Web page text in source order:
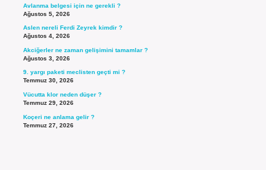
Avlanma belgesi için ne gerekli ?
Ağustos 5, 2026
Aslen nereli Ferdi Zeyrek kimdir ?
Ağustos 4, 2026
Akciğerler ne zaman gelişimini tamamlar ?
Ağustos 3, 2026
9. yargı paketi meclisten geçti mi ?
Temmuz 30, 2026
Vücutta klor neden düşer ?
Temmuz 29, 2026
Koçeri ne anlama gelir ?
Temmuz 27, 2026